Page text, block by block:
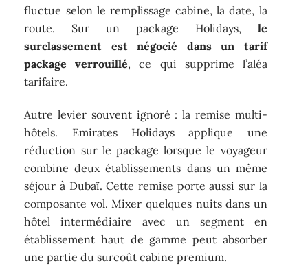
fluctue selon le remplissage cabine, la date, la
route. Sur un package Holidays, le
surclassement est négocié dans un tarif
package verrouillé, ce qui supprime l’aléa
tarifaire.
Autre levier souvent ignoré : la remise multi-
hôtels. Emirates Holidays applique une
réduction sur le package lorsque le voyageur
combine deux établissements dans un même
séjour à Dubaï. Cette remise porte aussi sur la
composante vol. Mixer quelques nuits dans un
hôtel intermédiaire avec un segment en
établissement haut de gamme peut absorber
une partie du surcoût cabine premium.